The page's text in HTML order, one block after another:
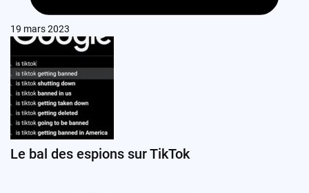
19 mars 2023
Le bal des espions sur TikTok